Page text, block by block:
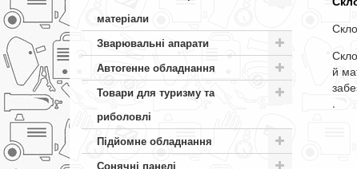
матеріали
Зварювальні апарати
Автогенне обладнання
Товари для туризму та
риболовлі
Підйомне обладнання
Сонячні панелі
Скло
й
.